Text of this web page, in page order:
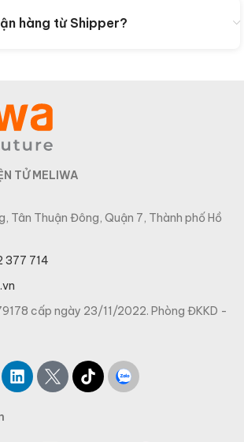
hàng từ Shipper?
TỬ MELIWA
Tân Thuận Đông, Quận 7, Thành phố Hồ
377 714
cấp ngày 23/11/2022. Phòng ĐKKD -